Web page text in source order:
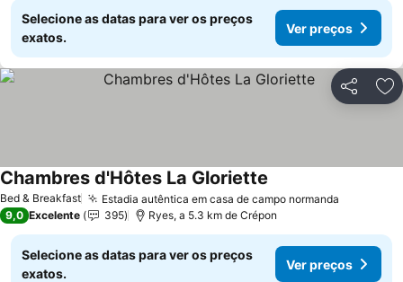
Selecione as datas para ver os preços
exatos.
Ver preços
Partilhar
Bed & Breakfast Estadia autêntica em casa de campo normanda
Chambres d'Hôtes La Gloriette
9,0 Excelente 395 Ryes, a 5.3 km de Crépon
Selecione as datas para ver os preços
exatos.
Ver preços